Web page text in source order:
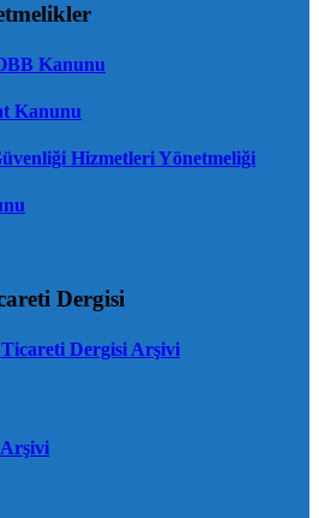
Kanunu
Kanunu
Hizmetleri Yönetmeliği
Dergisi
Dergisi Arşivi
Arşivi